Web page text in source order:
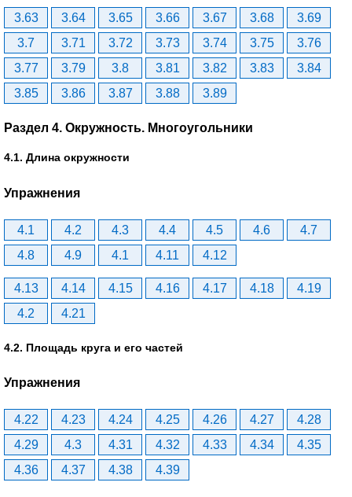
3.63 3.64 3.65 3.66 3.67 3.68
3.69
3.7
3.71 3.72 3.73 3.74 3.75
3.76
3.77
3.79 3.8 3.81 3.82 3.83
3.84
3.85
3.86 3.87 3.88 3.89
Раздел 4. Окружность. Многоугольники
4.1. Длина окружности
Упражнения
4.1 4.2 4.3 4.4 4.5 4.6
4.7
4.8
4.9 4.1 4.11 4.12
4.13 4.14 4.15 4.16 4.17 4.18
4.19
4.2
4.21
4.2. Площадь круга и его частей
Упражнения
4.22 4.23 4.24 4.25 4.26 4.27
4.28
4.29
4.3 4.31 4.32 4.33 4.34
4.35
4.36
4.37 4.38 4.39